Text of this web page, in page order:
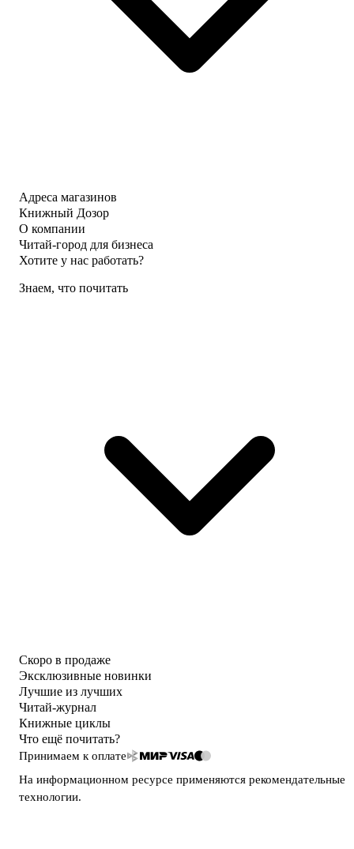
Адреса магазинов
Книжный Дозор
О компании
Читай-город для бизнеса
Хотите у нас работать?
Знаем, что почитать
Скоро в продаже
Эксклюзивные новинки
Лучшие из лучших
Читай-журнал
Книжные циклы
Что ещё почитать?
Принимаем к оплате
На информационном ресурсе применяются рекомендательные
технологии.